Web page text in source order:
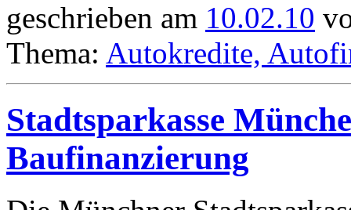
geschrieben am 10.02.10
Thema: Autokredite,
Stadtsparkasse
Baufinanzierung